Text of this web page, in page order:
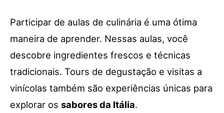
Participar de aulas de culinária é uma ótima
maneira de aprender. Nessas aulas, você
descobre ingredientes frescos e técnicas
tradicionais. Tours de degustação e visitas a
vinícolas também são experiências únicas para
explorar os sabores da Itália.